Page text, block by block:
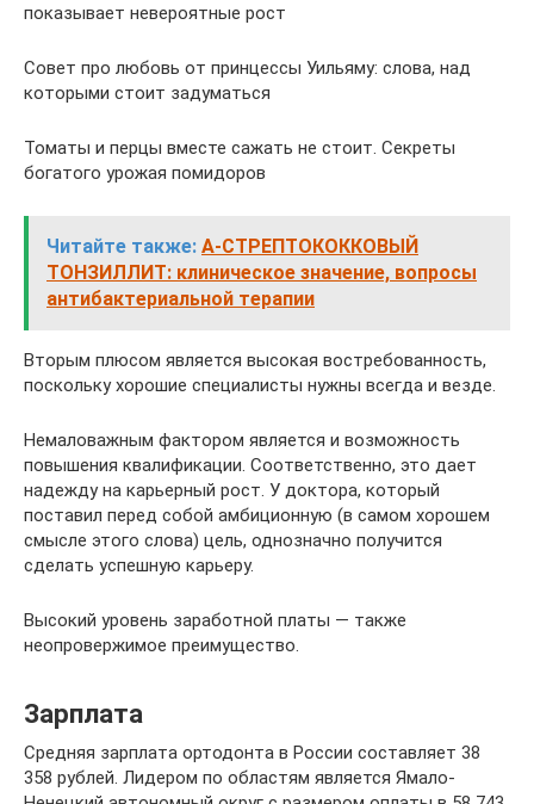
показывает невероятные рост
Совет про любовь от принцессы Уильяму: слова, над
которыми стоит задуматься
Томаты и перцы вместе сажать не стоит. Секреты
богатого урожая помидоров
Читайте также: А-СТРЕПТОКОККОВЫЙ
ТОНЗИЛЛИТ: клиническое значение, вопросы
антибактериальной терапии
Вторым плюсом является высокая востребованность,
поскольку хорошие специалисты нужны всегда и везде.
Немаловажным фактором является и возможность
повышения квалификации. Соответственно, это дает
надежду на карьерный рост. У доктора, который
поставил перед собой амбиционную (в самом хорошем
смысле этого слова) цель, однозначно получится
сделать успешную карьеру.
Высокий уровень заработной платы — также
неопровержимое преимущество.
Зарплата
Средняя зарплата ортодонта в России составляет 38
358 рублей. Лидером по областям является Ямало-